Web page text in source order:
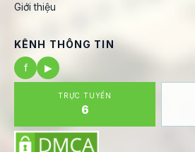
Giới thiệu
KÊNH THÔNG TIN
f
▶
TRỰC TUYẾN
6